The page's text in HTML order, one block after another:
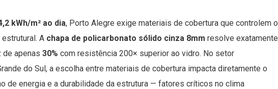
kWh/m² ao dia, Porto Alegre exige materiais de cobertura que controlem o
A chapa de policarbonato sólido cinza 8mm resolve exatamente
apenas 30% com resistência 200× superior ao vidro. No setor
do Sul, a escolha entre materiais de cobertura impacta diretamente o
de energia e a durabilidade da estrutura — fatores críticos no clima